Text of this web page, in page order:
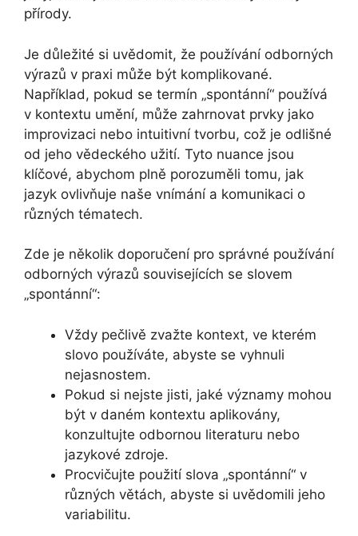
přírody.
Je důležité si uvědomit, že používání odborných
výrazů v praxi může být komplikované.
Například, pokud se termín „spontánní“ používá
v kontextu umění, může zahrnovat prvky jako
improvizaci nebo intuitivní tvorbu, což je odlišné
od jeho vědeckého užití. Tyto nuance jsou
klíčové, abychom plně porozuměli tomu, jak
jazyk ovlivňuje naše vnímání a komunikaci o
různých tématech.
Zde je několik doporučení pro správné používání
odborných výrazů souvisejících se slovem
„spontánní“:
Vždy pečlivě zvažte kontext, ve kterém
slovo používáte, abyste se vyhnuli
nejasnostem.
Pokud si nejste jisti, jaké významy mohou
být v daném kontextu aplikovány,
konzultujte odbornou literaturu nebo
jazykové zdroje.
Procvičujte použití slova „spontánní“ v
různých větách, abyste si uvědomili jeho
variabilitu.